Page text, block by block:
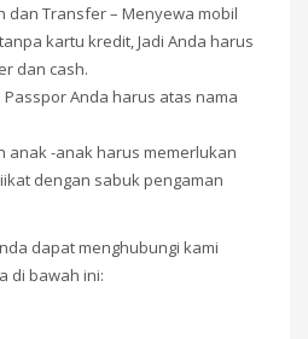
dan Transfer – Menyewa mobil
kartu kredit, Jadi Anda harus
dan cash.
Passpor Anda harus atas nama
anak -anak harus memerlukan
dengan sabuk pengaman
dapat menghubungi kami
di bawah ini: